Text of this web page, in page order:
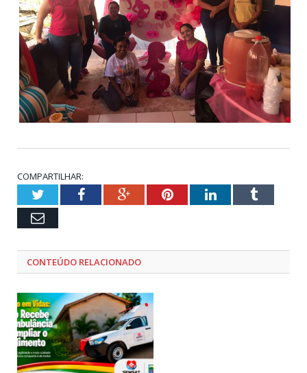
COMPARTILHAR:
TwitterFacebookGoogle+PinterestLinkedInTumblr
Email
CONTEÚDO RELACIONADO